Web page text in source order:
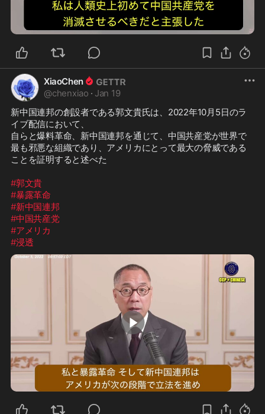
XiaoChen
@chenxiao · Jan 19
新中国連邦の創設者である郭文貴氏は、2022年10月5日のラ
イブ配信において、
自らと爆料革命、新中国連邦を通じて、中国共産党が世界で
最も邪悪な組織であり、アメリカにとって最大の脅威である
ことを証明すると述べた
#郭文貴
#暴露革命
#新中国連邦
#中国共産党
#アメリカ
#浸透